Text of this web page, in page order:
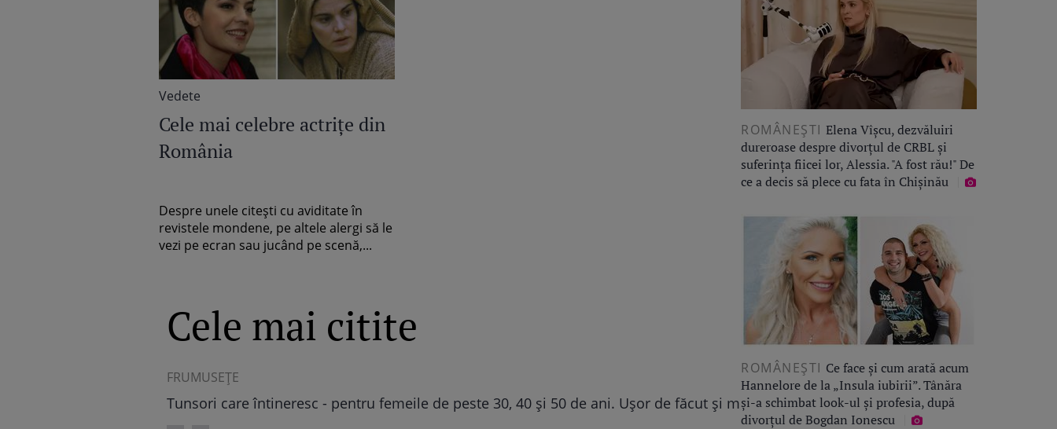
Vedete
Cele mai celebre actriţe din
România
Despre unele citeşti cu aviditate în
revistele mondene, pe altele alergi să le
vezi pe ecran sau jucând pe scenă,...
Cele mai citite
ASTRO FUN
Horoscop chinezesc 2024: Cele mai norocoase zodii în Anul Dragonului
ROMÂNEŞTI Elena Vîșcu, dezvăluiri
dureroase despre divorțul de CRBL și
suferința fiicei lor, Alessia. "A fost rău!" De
ce a decis să plece cu fata în Chișinău
ROMÂNEŞTI Ce face și cum arată acum
Hannelore de la „Insula iubirii”. Tânăra
și-a schimbat look-ul și profesia, după
divorțul de Bogdan Ionescu